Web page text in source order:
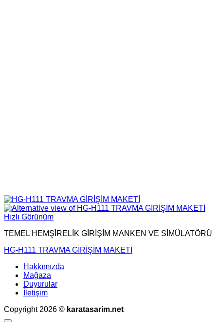
Hızlı Görünüm
TEMEL HEMŞİRELİK GİRİŞİM MANKEN VE SİMÜLATÖRÜ
HG-H111 TRAVMA GİRİŞİM MAKETİ
Hakkımızda
Mağaza
Duyurular
İletişim
Copyright 2026 © karatasarim.net